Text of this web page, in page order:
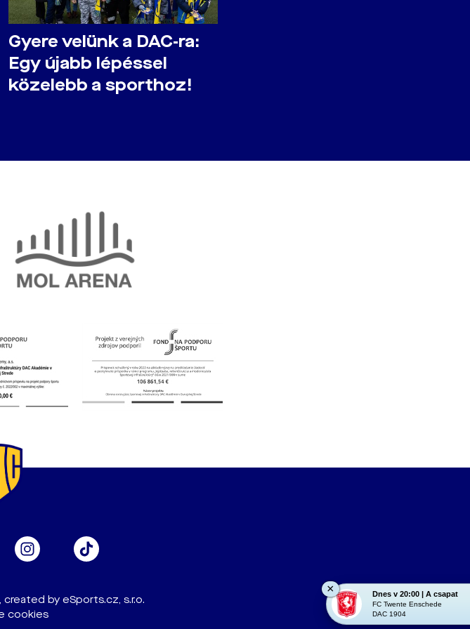
Gyere velünk a DAC-ra:
Egy újabb lépéssel
közelebb a sporthoz!
created by eSports.cz, s.r.o.
cookies
× Dnes v 20:00 | A csapat
FC Twente Enschede
DAC 1904